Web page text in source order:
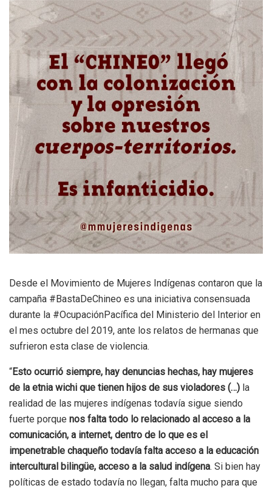
Desde el Movimiento de Mujeres Indígenas contaron que la
campaña #BastaDeChineo es una iniciativa consensuada
durante la #OcupaciónPacífica del Ministerio del Interior en
el mes octubre del 2019, ante los relatos de hermanas que
sufrieron esta clase de violencia.
“Esto ocurrió siempre, hay denuncias hechas, hay mujeres
de la etnia wichi que tienen hijos de sus violadores (…) la
realidad de las mujeres indígenas todavía sigue siendo
fuerte porque nos falta todo lo relacionado al acceso a la
comunicación, a internet, dentro de lo que es el
impenetrable chaqueño todavía falta acceso a la educación
intercultural bilingüe, acceso a la salud indígena. Si bien hay
políticas de estado todavía no llegan, falta mucho para que